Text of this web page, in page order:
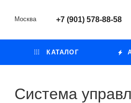
Москва +7 (901) 578-88-58
КАТАЛОГ
Система